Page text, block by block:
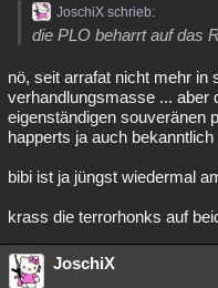
JoschiX schrieb:
die PLO beharrt auf das
nö, seit arrafat nicht mehr in
verhandlungsmasse ... aber
eigenständigen souveränen
happerts ja auch bekanntlich
bibi ist ja jüngst wiedermal
krass die terrorhonks auf
JoschiX